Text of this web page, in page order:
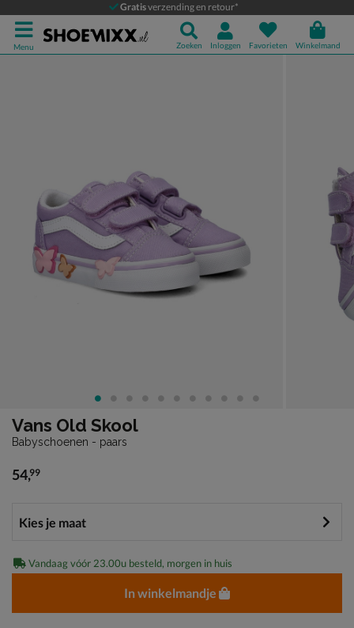
Gratisverzending en retour*
Menu Zoeken Inloggen Favorieten Winkelmand
Vans Old Skool
Babyschoenen
Vans Old Skool
Babyschoenen - paars
€ 54,99
54,99
Vandaag vóór 23.00u besteld, morgen in huis
In winkelmandje